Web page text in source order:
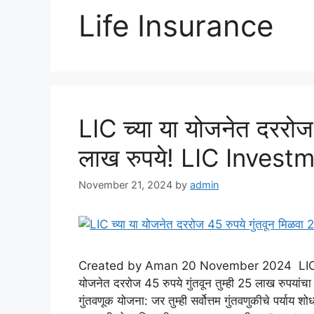
Life Insurance
LIC च्या या योजनेत
लाख रुपये! LIC
November 21, 2024 by admin
Created by Aman 20 November 2024 LIC
योजनेत दररोज 45 रुपये गुंतवून तुम्ही 25 लाख रुपयांचा
गुंतवणूक योजना: जर तुम्ही सर्वोत्तम गुंतवणुकीचे पर्याय